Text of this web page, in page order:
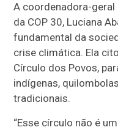
A coordenadora-
da COP 30, Luciana
fundamental da
crise climática. Ela
Círculo dos Povos,
indígenas,
tradicionais.
“Esse círculo não é